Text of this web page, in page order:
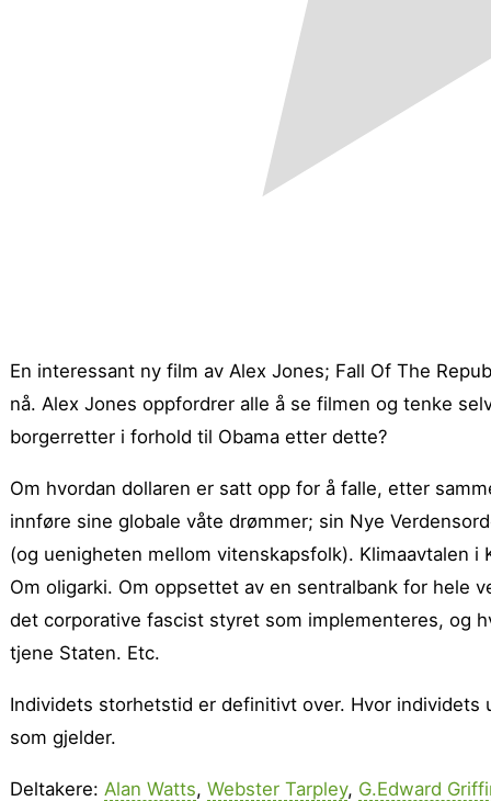
En interessant ny film av Alex Jones; Fall Of The
nå. Alex Jones oppfordrer alle å se filmen og tenke
borgerretter i forhold til Obama etter dette?
Om hvordan dollaren er satt opp for å falle, etter
innføre sine globale våte drømmer; sin Nye
(og uenigheten mellom vitenskapsfolk). Klimaavtalen
Om oligarki. Om oppsettet av en sentralbank for hele
det corporative fascist styret som implementeres, og
tjene Staten. Etc.
Individets storhetstid er definitivt over. Hvor
som gjelder.
Deltakere: Alan Watts, Webster Tarpley, G.Edward